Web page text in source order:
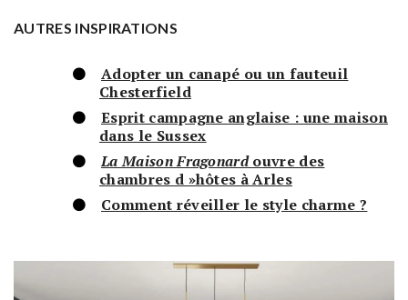
AUTRES INSPIRATIONS
Adopter un canapé ou un fauteuil
Chesterfield
Esprit campagne anglaise : une maison
dans le Sussex
La Maison Fragonardouvre des
chambres d »hôtes à Arles
Comment réveiller le style charme ?